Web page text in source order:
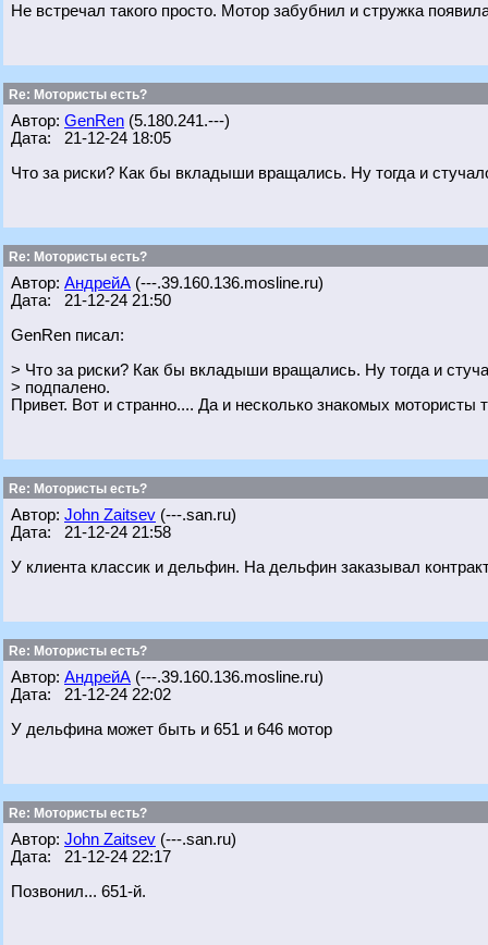
Не встречал такого просто. Мотор забубнил и стружка
Re: Мотористы есть?
Автор: GenRen (5.180.241.---)
Дата: 21-12-24 18:05
Что за риски? Как бы вкладыши вращались. Ну тогда и
Re: Мотористы есть?
Автор: АндрейА (---.39.160.136.mosline.ru)
Дата: 21-12-24 21:50
GenRen писал:
> Что за риски? Как бы вкладыши вращались. Ну тогда и
> подпалено.
Привет. Вот и странно.... Да и несколько знакомых мотористы
Re: Мотористы есть?
Автор: John Zaitsev (---.san.ru)
Дата: 21-12-24 21:58
У клиента классик и дельфин. На дельфин заказывал
Re: Мотористы есть?
Автор: АндрейА (---.39.160.136.mosline.ru)
Дата: 21-12-24 22:02
У дельфина может быть и 651 и 646 мотор
Re: Мотористы есть?
Автор: John Zaitsev (---.san.ru)
Дата: 21-12-24 22:17
Позвонил... 651-й.